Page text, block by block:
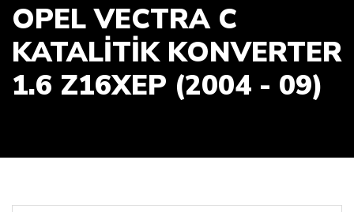
OPEL VECTRA C
KATALİTİK KONVERTER
1.6 Z16XEP (2004 - 09)